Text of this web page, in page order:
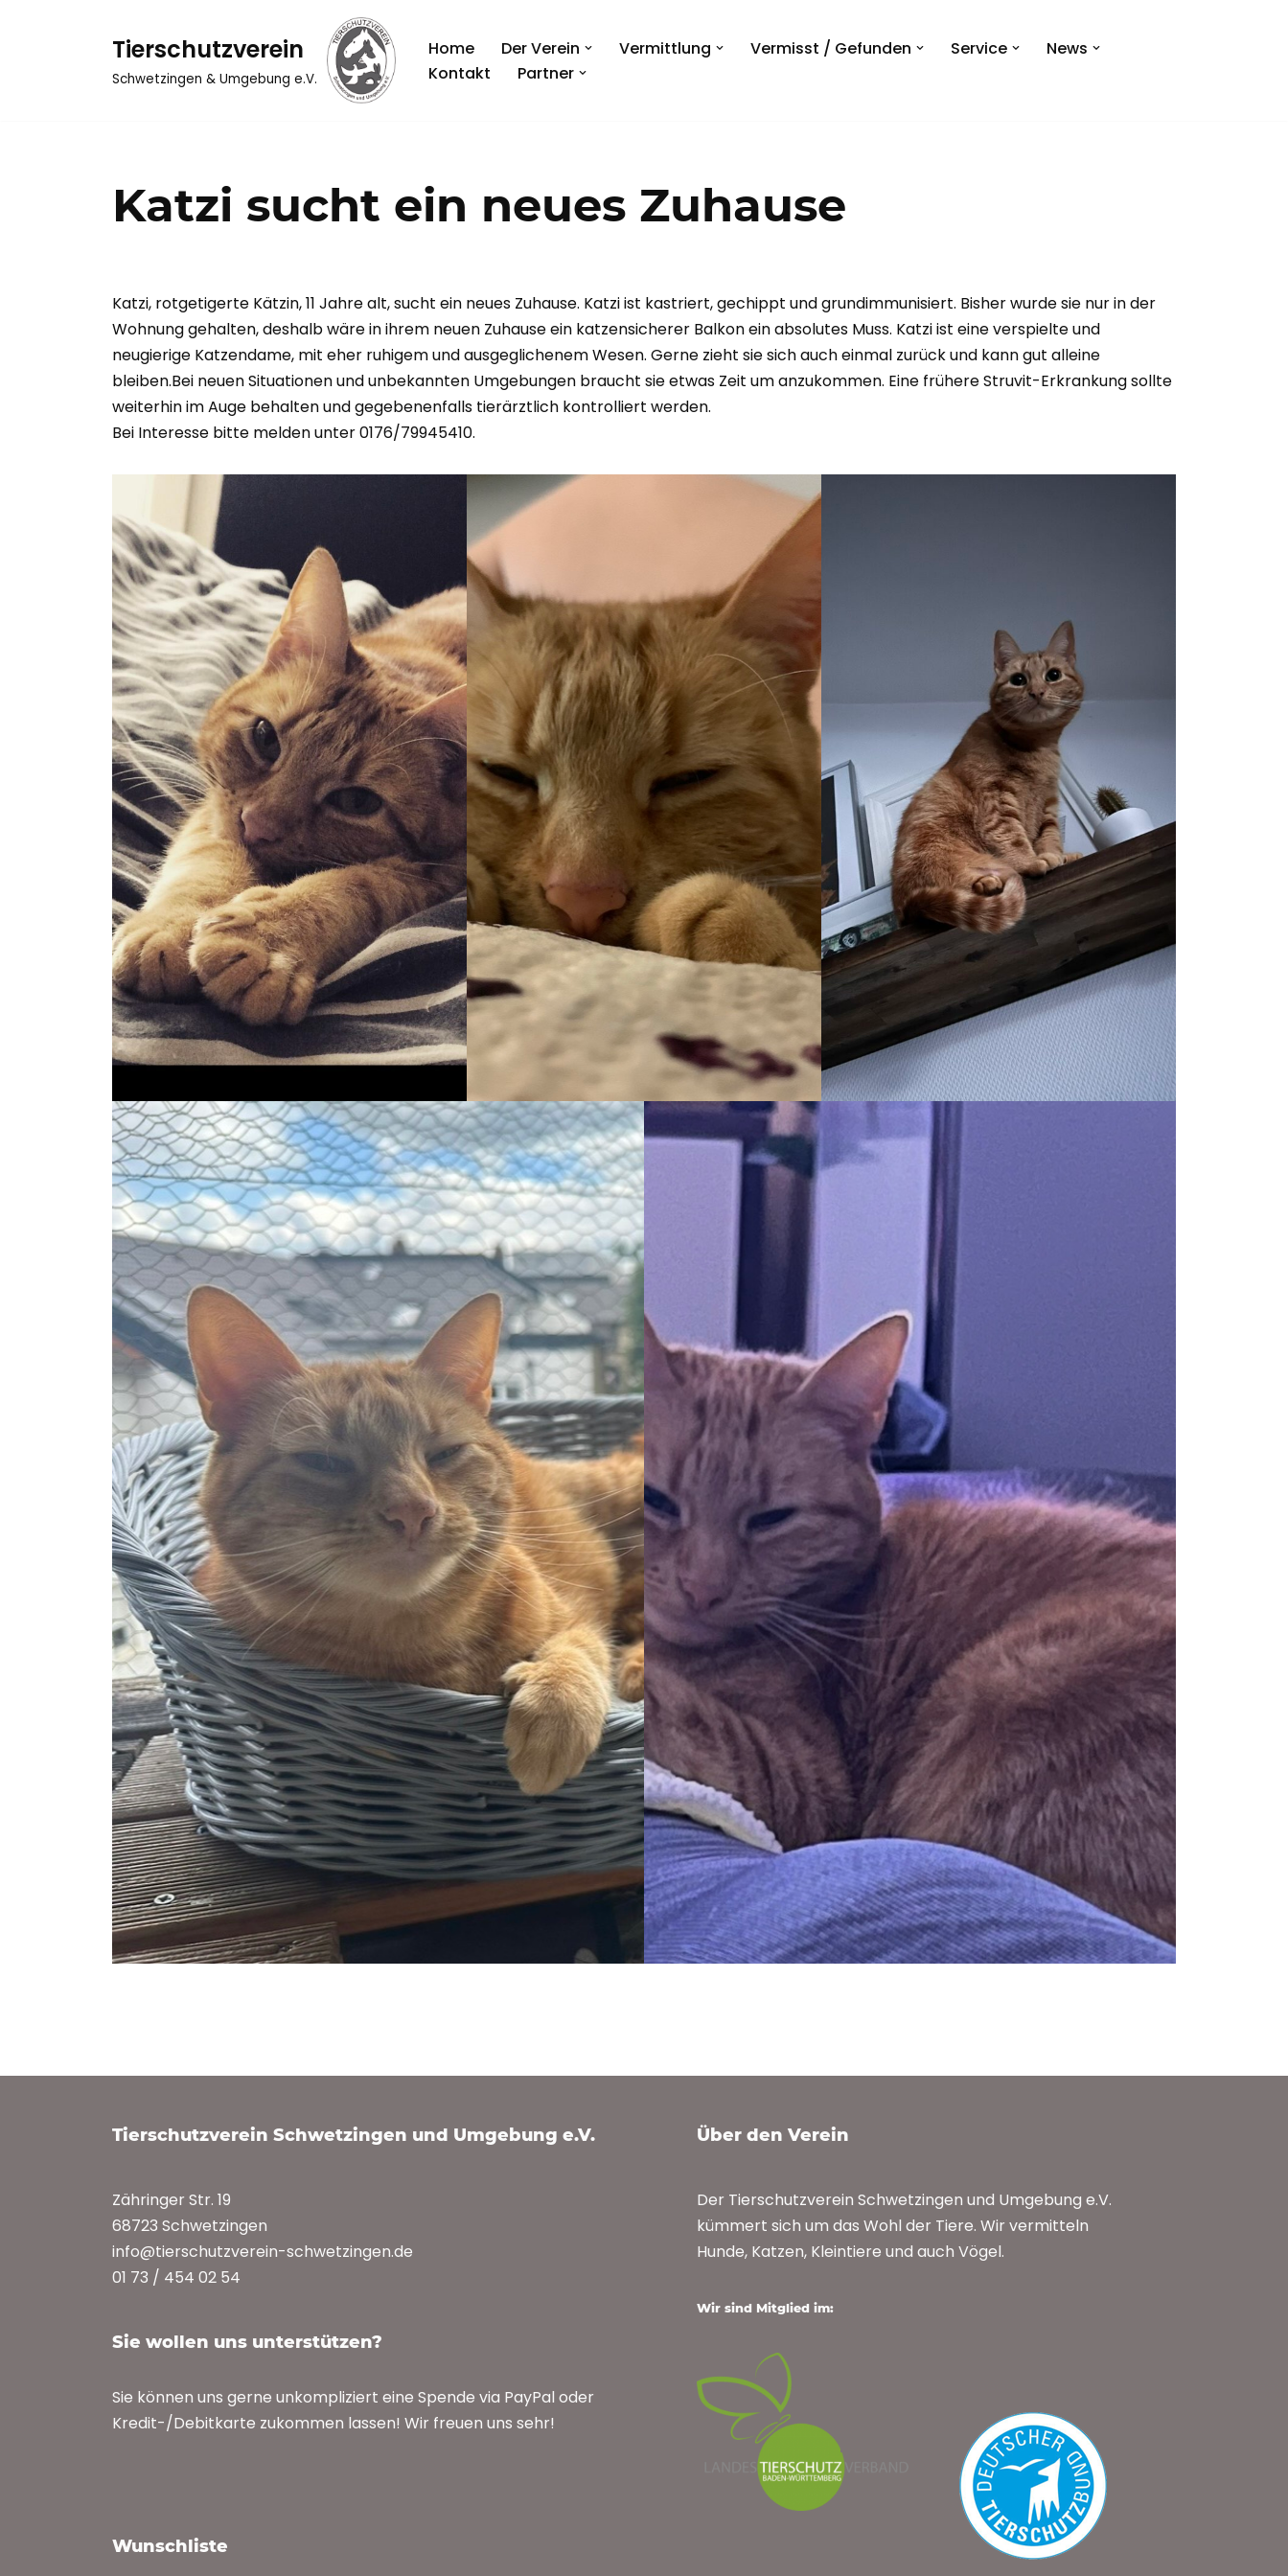
Tierschutzverein
Schwetzingen & Umgebung e.V.
Home Der Verein Vermittlung Vermisst / Gefunden Service
News
Kontakt
Partner
Katzi sucht ein neues Zuhause
Katzi, rotgetigerte Kätzin, 11 Jahre alt, sucht ein neues Zuhause. Katzi ist kastriert, gechippt und grundimmunisiert. Bisher wurde sie nur in der
Wohnung gehalten, deshalb wäre in ihrem neuen Zuhause ein katzensicherer Balkon ein absolutes Muss. Katzi ist eine verspielte und
neugierige Katzendame, mit eher ruhigem und ausgeglichenem Wesen. Gerne zieht sie sich auch einmal zurück und kann gut alleine
bleiben.Bei neuen Situationen und unbekannten Umgebungen braucht sie etwas Zeit um anzukommen. Eine frühere Struvit-Erkrankung sollte
weiterhin im Auge behalten und gegebenenfalls tierärztlich kontrolliert werden.
Bei Interesse bitte melden unter 0176/79945410.
Tierschutzverein Schwetzingen und Umgebung e.V.
Zähringer Str. 19
68723 Schwetzingen
info@tierschutzverein-schwetzingen.de
01 73 / 454 02 54
Sie wollen uns unterstützen?
Sie können uns gerne unkompliziert eine Spende via PayPal oder
Kredit-/Debitkarte zukommen lassen! Wir freuen uns sehr!
Wunschliste
Über den Verein
Der Tierschutzverein Schwetzingen und Umgebung e.V.
kümmert sich um das Wohl der Tiere. Wir vermitteln
Hunde, Katzen, Kleintiere und auch Vögel.
Wir sind Mitglied im: